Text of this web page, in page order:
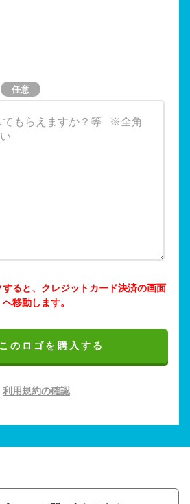
ると、クレジットカード決済の画面
へ移動します。
このロゴを購入する
利用規約の確認